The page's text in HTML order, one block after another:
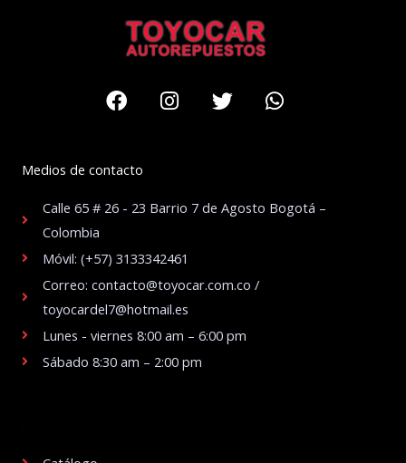
FacebookInstagram
TwitterWhatsapp
Medios de contacto
Calle 65 # 26 - 23 Barrio 7 de Agosto Bogotá –
Colombia
Móvil: (+57) 3133342461
Correo: contacto@toyocar.com.co /
toyocardel7@hotmail.es
Lunes - viernes 8:00 am – 6:00 pm
Sábado 8:30 am – 2:00 pm